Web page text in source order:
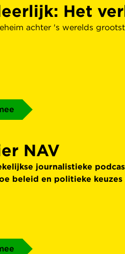
Het
achter 's werelds
NAV
journalistieke
beleid en politieke